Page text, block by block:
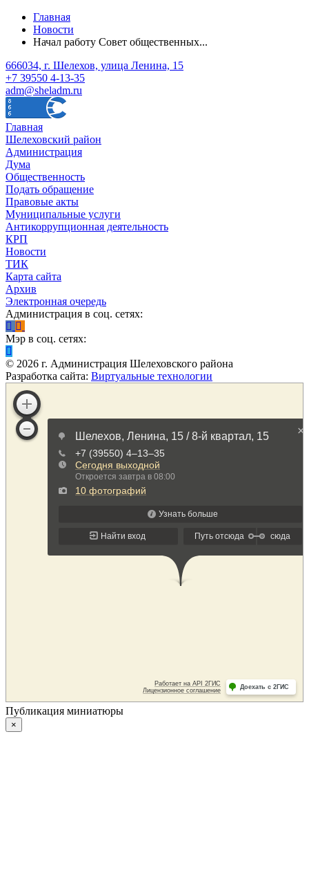
Главная
Новости
Начал работу Совет общественных...
666034, г. Шелехов, улица Ленина, 15
+7 39550 4-13-35
adm@sheladm.ru
Главная
Шелеховский район
Администрация
Дума
Общественность
Подать обращение
Правовые акты
Муниципальные услуги
Антикоррупционная деятельность
КРП
Новости
ТИК
Карта сайта
Архив
Электронная очередь
Администрация в соц. сетях:
Мэр в соц. сетях:
© 2026 г. Администрация Шелеховского района
Разработка сайта: Виртуальные технологии
Публикация миниатюры
×